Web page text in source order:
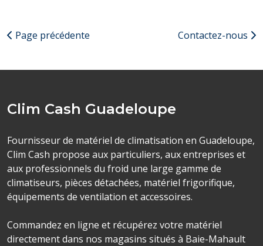
Page précédente Contactez-nous
Clim Cash Guadeloupe
Fournisseur de matériel de climatisation en Guadeloupe,
Clim Cash propose aux particuliers, aux entreprises et
aux professionnels du froid une large gamme de
climatiseurs, pièces détachées, matériel frigorifique,
équipements de ventilation et accessoires.
Commandez en ligne et récupérez votre matériel
directement dans nos magasins situés à Baie-Mahault